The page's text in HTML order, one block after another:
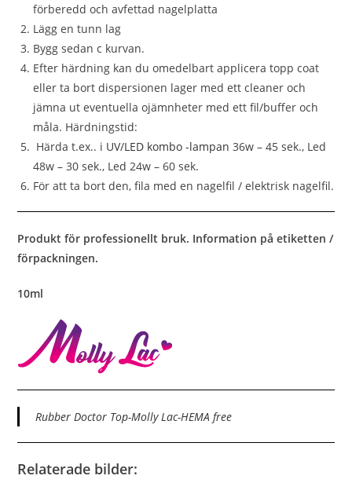
förberedd och avfettad nagelplatta
Lägg en tunn lag
Bygg sedan c kurvan.
Efter härdning kan du omedelbart applicera topp coat
eller ta bort dispersionen lager med ett cleaner och
jämna ut eventuella ojämnheter med ett fil/buffer och
måla. Härdningstid:
Härda t.ex.. i UV/LED kombo -lampan 36w – 45 sek., Led
48w – 30 sek., Led 24w – 60 sek.
För att ta bort den, fila med en nagelfil / elektrisk nagelfil.
Produkt för professionellt bruk. Information på etiketten /
förpackningen.
10ml
Rubber Doctor Top-Molly Lac-HEMA free
Relaterade bilder: